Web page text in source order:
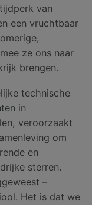
van
een vruchtbaar
ze ons naar
brengen.
technische
in
veroorzaakt
om
en
sterren.
–
Het is dat we